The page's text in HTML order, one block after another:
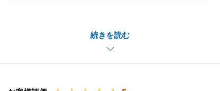
続きを読む
存じますが都度親身に対応いただけたお陰で、大変ス
ムーズにお引渡しまで終えることができました。
今後も不動産に関するお困り事等ございましたらご連